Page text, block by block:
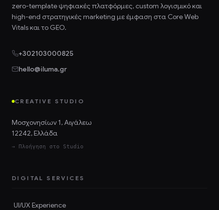
zero-template ψηφιακές πλατφόρμες, custom λογισμικό και
high-end στρατηγικές marketing με έμφαση στα Core Web
Vitals και το GEO.
+302103000825
hello@iluma.gr
CREATIVE STUDIO
Μοσχονησίων 1, Αιγάλεω
12242, Ελλάδα
→ Πλοήγηση στο Studio
DIGITAL SERVICES
UI/UX Experience